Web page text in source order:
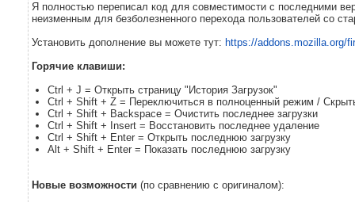
Я полностью переписал код для совместимости с последними
неизменным для безболезненного перехода пользователей со
Установить дополнение вы можете тут: https://addons.mozilla.org/
Горячие клавиши:
Ctrl + J = Открыть страницу "История Загрузок"
Ctrl + Shift + Z = Переключиться в полноценный режим /
Ctrl + Shift + Backspace = Очистить последнее загрузки
Ctrl + Shift + Insert = Восстановить последнее удаление
Ctrl + Shift + Enter = Открыть последнюю загрузку
Alt + Shift + Enter = Показать последнюю загрузку
Новые возможности (по сравнению с оригиналом):